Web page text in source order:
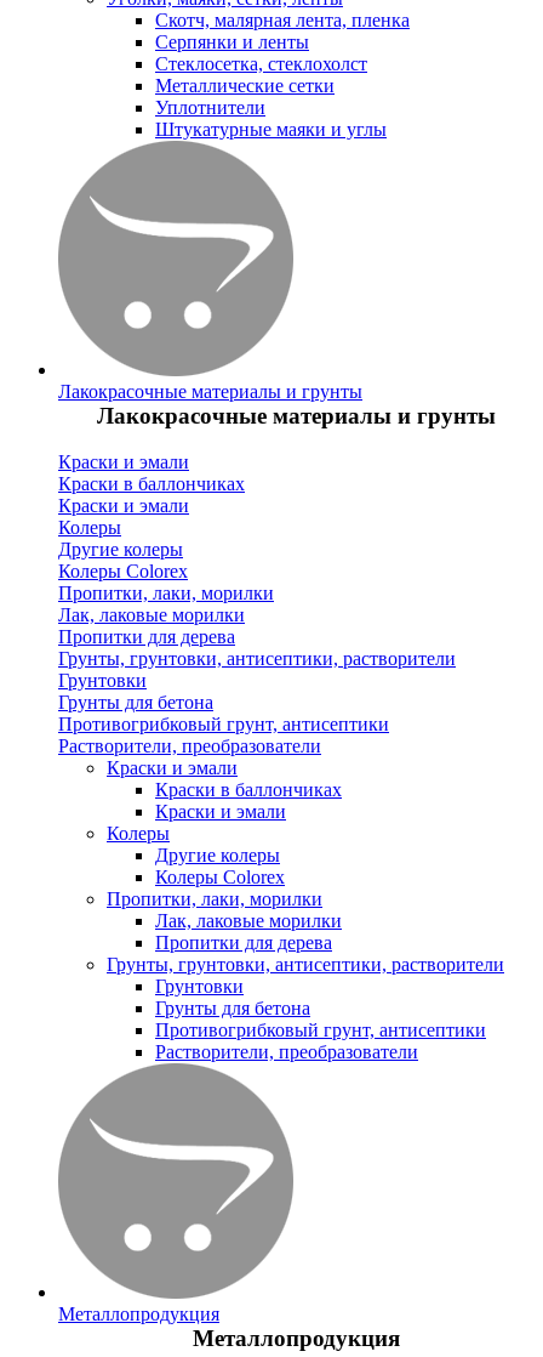
Скотч, малярная лента, пленка
Серпянки и ленты
Стеклосетка, стеклохолст
Металлические сетки
Уплотнители
Штукатурные маяки и углы
Лакокрасочные материалы и грунты
Лакокрасочные материалы и грунты
Краски и эмали
Краски в баллончиках
Краски и эмали
Колеры
Другие колеры
Колеры Colorex
Пропитки, лаки, морилки
Лак, лаковые морилки
Пропитки для дерева
Грунты, грунтовки, антисептики, растворители
Грунтовки
Грунты для бетона
Противогрибковый грунт, антисептики
Растворители, преобразователи
Краски и эмали
Краски в баллончиках
Краски и эмали
Колеры
Другие колеры
Колеры Colorex
Пропитки, лаки, морилки
Лак, лаковые морилки
Пропитки для дерева
Грунты, грунтовки, антисептики, растворители
Грунтовки
Грунты для бетона
Противогрибковый грунт, антисептики
Растворители, преобразователи
Металлопродукция
Металлопродукция